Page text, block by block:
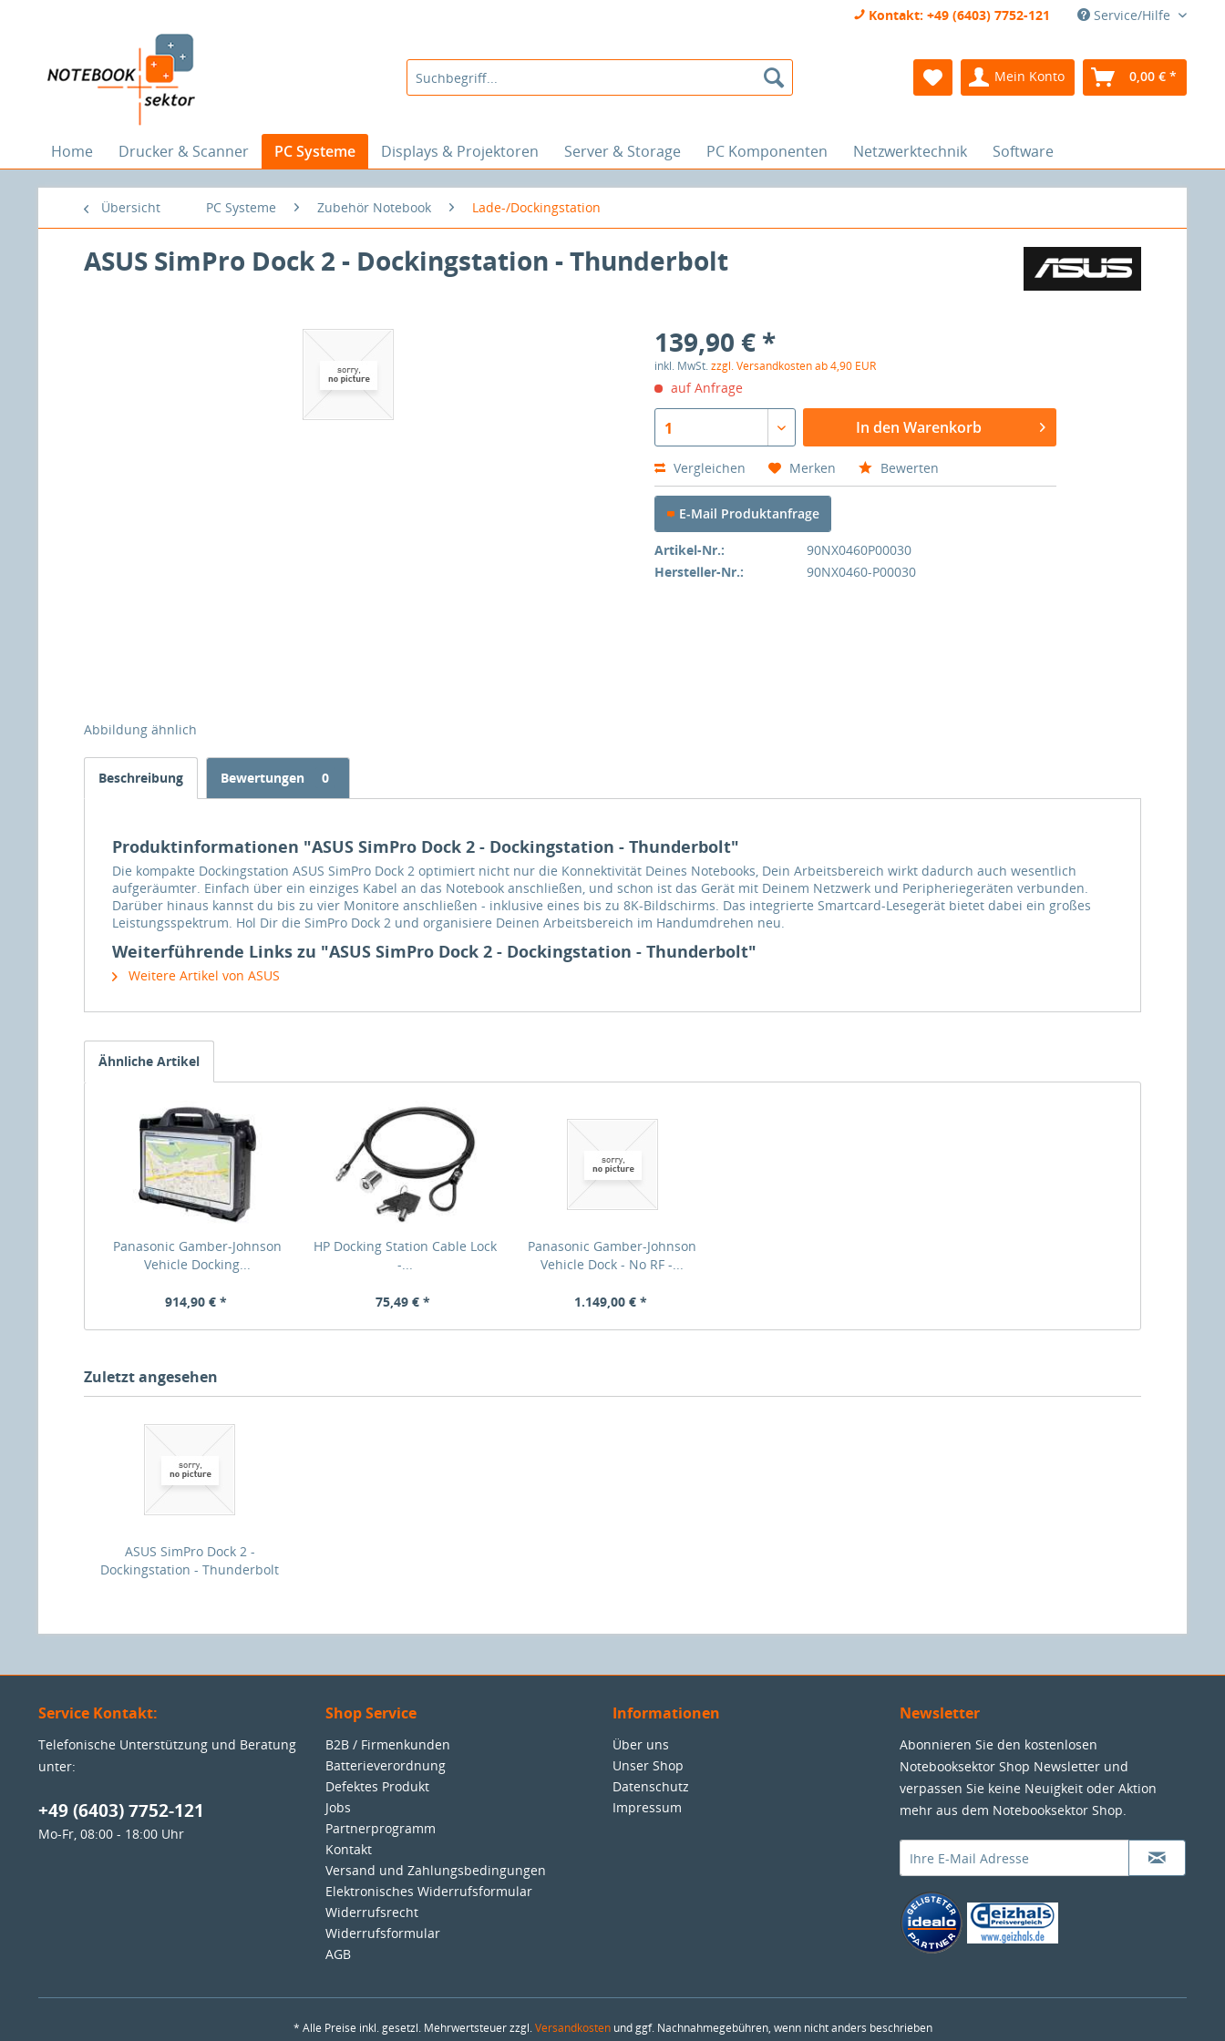
Kontakt: +49 (6403) 7752-121 Service/Hilfe
Mein Konto 0,00 € *
Home Drucker & Scanner PC Systeme Displays & Projektoren Server & Storage PC Komponenten Netzwerktechnik Software
Übersicht PC Systeme Zubehör Notebook Lade-/Dockingstation
ASUS SimPro Dock 2 - Dockingstation - Thunderbolt
Abbildung ähnlich
139,90 € *
inkl. MwSt.zzgl. Versandkosten ab 4,90 EUR
auf Anfrage
1 In den Warenkorb
Vergleichen Merken Bewerten
E-Mail Produktanfrage
Artikel-Nr.:
90NX0460P00030
Hersteller-Nr.:
90NX0460-P00030
Beschreibung Bewertungen 0
Produktinformationen "ASUS SimPro Dock 2 - Dockingstation - Thunderbolt"
Die kompakte Dockingstation ASUS SimPro Dock 2 optimiert nicht nur die Konnektivität Deines Notebooks, Dein Arbeitsbereich wirkt dadurch auch wesentlich
aufgeräumter. Einfach über ein einziges Kabel an das Notebook anschließen, und schon ist das Gerät mit Deinem Netzwerk und Peripheriegeräten verbunden.
Darüber hinaus kannst du bis zu vier Monitore anschließen - inklusive eines bis zu 8K-Bildschirms. Das integrierte Smartcard-Lesegerät bietet dabei ein großes
Leistungsspektrum. Hol Dir die SimPro Dock 2 und organisiere Deinen Arbeitsbereich im Handumdrehen neu.
Weiterführende Links zu "ASUS SimPro Dock 2 - Dockingstation - Thunderbolt"
Weitere Artikel von ASUS
Ähnliche Artikel
Panasonic Gamber-Johnson
Vehicle Docking...
914,90 € *
HP Docking Station Cable Lock
-...
75,49 € *
Panasonic Gamber-Johnson
Vehicle Dock - No RF -...
1.149,00 € *
Zuletzt angesehen
ASUS SimPro Dock 2 -
Dockingstation - Thunderbolt
Service Kontakt:
Telefonische Unterstützung und Beratung
unter:
+49 (6403) 7752-121
Mo-Fr, 08:00 - 18:00 Uhr
Shop Service
B2B / Firmenkunden
Batterieverordnung
Defektes Produkt
Jobs
Partnerprogramm
Kontakt
Versand und Zahlungsbedingungen
Elektronisches Widerrufsformular
Widerrufsrecht
Widerrufsformular
AGB
Informationen
Über uns
Unser Shop
Datenschutz
Impressum
Newsletter
Abonnieren Sie den kostenlosen
Notebooksektor Shop Newsletter und
verpassen Sie keine Neuigkeit oder Aktion
mehr aus dem Notebooksektor Shop.
* Alle Preise inkl. gesetzl. Mehrwertsteuer zzgl.Versandkostenund ggf. Nachnahmegebühren, wenn nicht anders beschrieben